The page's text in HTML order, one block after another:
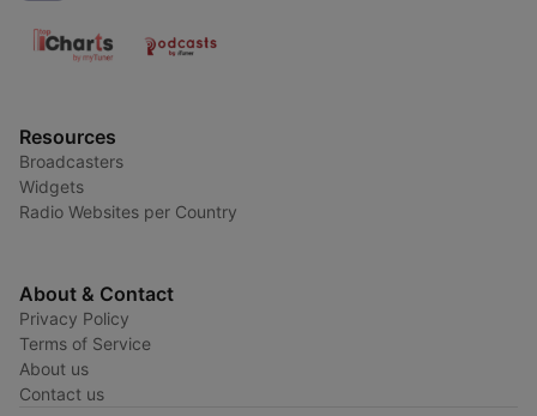
Resources
Broadcasters
Widgets
Radio Websites per Country
About & Contact
Privacy Policy
Terms of Service
About us
Contact us